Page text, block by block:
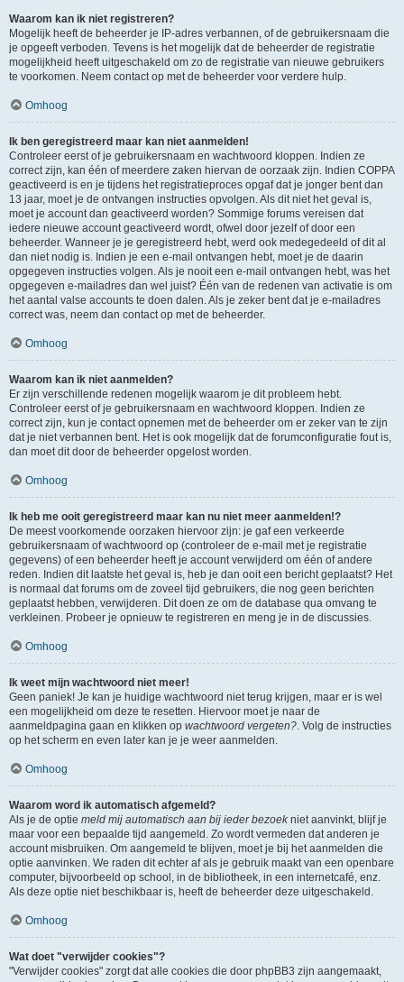
Waarom kan ik niet registreren?
Mogelijk heeft de beheerder je IP-adres verbannen, of de gebruikersnaam die
je opgeeft verboden. Tevens is het mogelijk dat de beheerder de registratie
mogelijkheid heeft uitgeschakeld om zo de registratie van nieuwe gebruikers
te voorkomen. Neem contact op met de beheerder voor verdere hulp.
Omhoog
Ik ben geregistreerd maar kan niet aanmelden!
Controleer eerst of je gebruikersnaam en wachtwoord kloppen. Indien ze
correct zijn, kan één of meerdere zaken hiervan de oorzaak zijn. Indien COPPA
geactiveerd is en je tijdens het registratieproces opgaf dat je jonger bent dan
13 jaar, moet je de ontvangen instructies opvolgen. Als dit niet het geval is,
moet je account dan geactiveerd worden? Sommige forums vereisen dat
iedere nieuwe account geactiveerd wordt, ofwel door jezelf of door een
beheerder. Wanneer je je geregistreerd hebt, werd ook medegedeeld of dit al
dan niet nodig is. Indien je een e-mail ontvangen hebt, moet je de daarin
opgegeven instructies volgen. Als je nooit een e-mail ontvangen hebt, was het
opgegeven e-mailadres dan wel juist? Één van de redenen van activatie is om
het aantal valse accounts te doen dalen. Als je zeker bent dat je e-mailadres
correct was, neem dan contact op met de beheerder.
Omhoog
Waarom kan ik niet aanmelden?
Er zijn verschillende redenen mogelijk waarom je dit probleem hebt.
Controleer eerst of je gebruikersnaam en wachtwoord kloppen. Indien ze
correct zijn, kun je contact opnemen met de beheerder om er zeker van te zijn
dat je niet verbannen bent. Het is ook mogelijk dat de forumconfiguratie fout is,
dan moet dit door de beheerder opgelost worden.
Omhoog
Ik heb me ooit geregistreerd maar kan nu niet meer aanmelden!?
De meest voorkomende oorzaken hiervoor zijn: je gaf een verkeerde
gebruikersnaam of wachtwoord op (controleer de e-mail met je registratie
gegevens) of een beheerder heeft je account verwijderd om één of andere
reden. Indien dit laatste het geval is, heb je dan ooit een bericht geplaatst? Het
is normaal dat forums om de zoveel tijd gebruikers, die nog geen berichten
geplaatst hebben, verwijderen. Dit doen ze om de database qua omvang te
verkleinen. Probeer je opnieuw te registreren en meng je in de discussies.
Omhoog
Ik weet mijn wachtwoord niet meer!
Geen paniek! Je kan je huidige wachtwoord niet terug krijgen, maar er is wel
een mogelijkheid om deze te resetten. Hiervoor moet je naar de
aanmeldpagina gaan en klikken op wachtwoord vergeten?. Volg de instructies
op het scherm en even later kan je je weer aanmelden.
Omhoog
Waarom word ik automatisch afgemeld?
Als je de optie meld mij automatisch aan bij ieder bezoekniet aanvinkt, blijf je
maar voor een bepaalde tijd aangemeld. Zo wordt vermeden dat anderen je
account misbruiken. Om aangemeld te blijven, moet je bij het aanmelden die
optie aanvinken. We raden dit echter af als je gebruik maakt van een openbare
computer, bijvoorbeeld op school, in de bibliotheek, in een internetcafé, enz.
Als deze optie niet beschikbaar is, heeft de beheerder deze uitgeschakeld.
Omhoog
Wat doet "verwijder cookies"?
"Verwijder cookies" zorgt dat alle cookies die door phpBB3 zijn aangemaakt,